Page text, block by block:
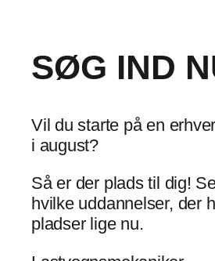
SØG IND
Vil du starte på en
i august?
Så er der plads til dig!
hvilke uddannelser, der
pladser lige nu.